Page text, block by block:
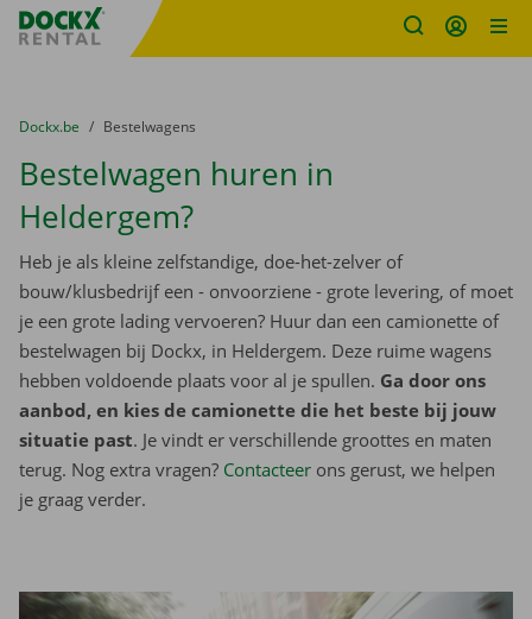
Fratello DEMO
U bevindt zich hier:
van
Dockx.be naar
Bestelwagens
Bestelwagen huren in
Heldergem?
Heb je als kleine zelfstandige, doe-het-zelver of
bouw/klusbedrijf een - onvoorziene - grote levering, of moet
je een grote lading vervoeren? Huur dan een camionette of
bestelwagen bij Dockx, in Heldergem. Deze ruime wagens
hebben voldoende plaats voor al je spullen. Ga door ons
aanbod, en kies de camionette die het beste bij jouw
situatie past. Je vindt er verschillende groottes en maten
terug. Nog extra vragen? Contacteer ons gerust, we helpen
je graag verder.